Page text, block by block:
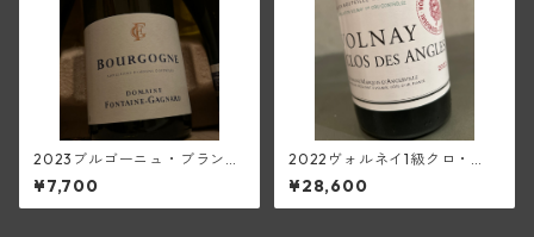
2023ブルゴーニュ・ブラン
(フォンテーヌ・ガニャール)
¥7,700
2022ヴォルネイ1級クロ・
デ・ザングル(マルキ・ダンジ
ェルヴィル)
¥28,600